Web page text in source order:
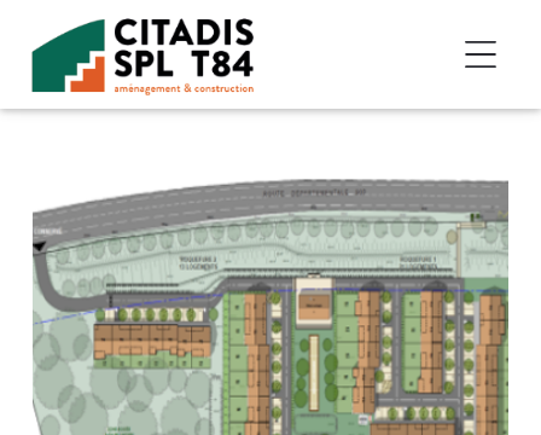
Accéder au contenu